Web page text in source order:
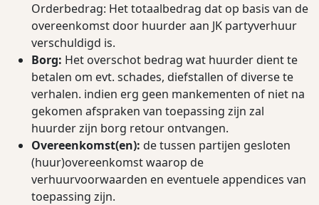
Orderbedrag: Het totaalbedrag dat op basis van de
overeenkomst door huurder aan JK partyverhuur
verschuldigd is.
Borg: Het overschot bedrag wat huurder dient te
betalen om evt. schades, diefstallen of diverse te
verhalen. indien erg geen mankementen of niet na
gekomen afspraken van toepassing zijn zal
huurder zijn borg retour ontvangen.
Overeenkomst(en): de tussen partijen gesloten
(huur)overeenkomst waarop de
verhuurvoorwaarden en eventuele appendices van
toepassing zijn.